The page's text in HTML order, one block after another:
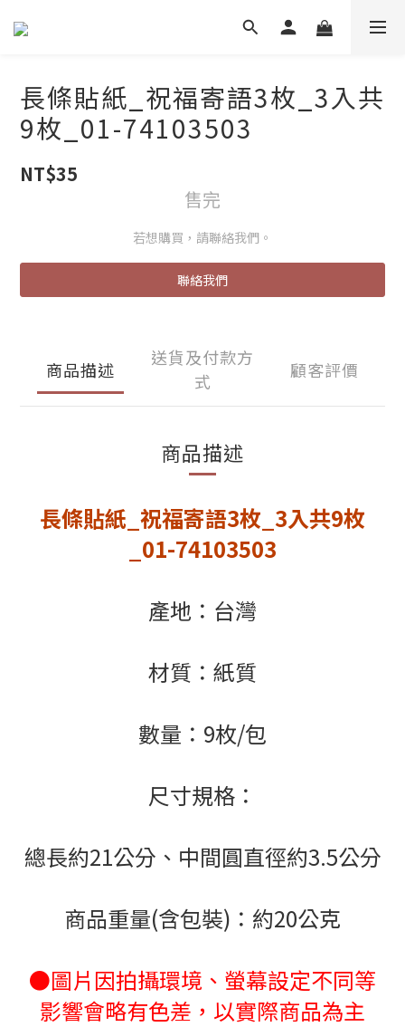
長條貼紙_祝福寄語3枚_3入共
9枚_01-74103503
NT$35
售完
若想購買，請聯絡我們。
聯絡我們
商品描述
送貨及付款方
式
顧客評價
商品描述
長條貼紙_祝福寄語3枚_3入共9枚
_01-74103503
產地：台灣
材質：紙質
數量：9枚/包
尺寸規格：
總長約21公分、中間圓直徑約3.5公分
商品重量(含包裝)：約20公克
●圖片因拍攝環境、螢幕設定不同等
影響會略有色差，以實際商品為主